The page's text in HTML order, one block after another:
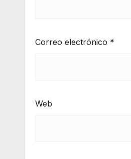
Correo electrónico *
Web